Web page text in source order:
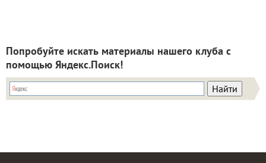
Попробуйте искать материалы нашего клуба с
помощью Яндекс.Поиск!